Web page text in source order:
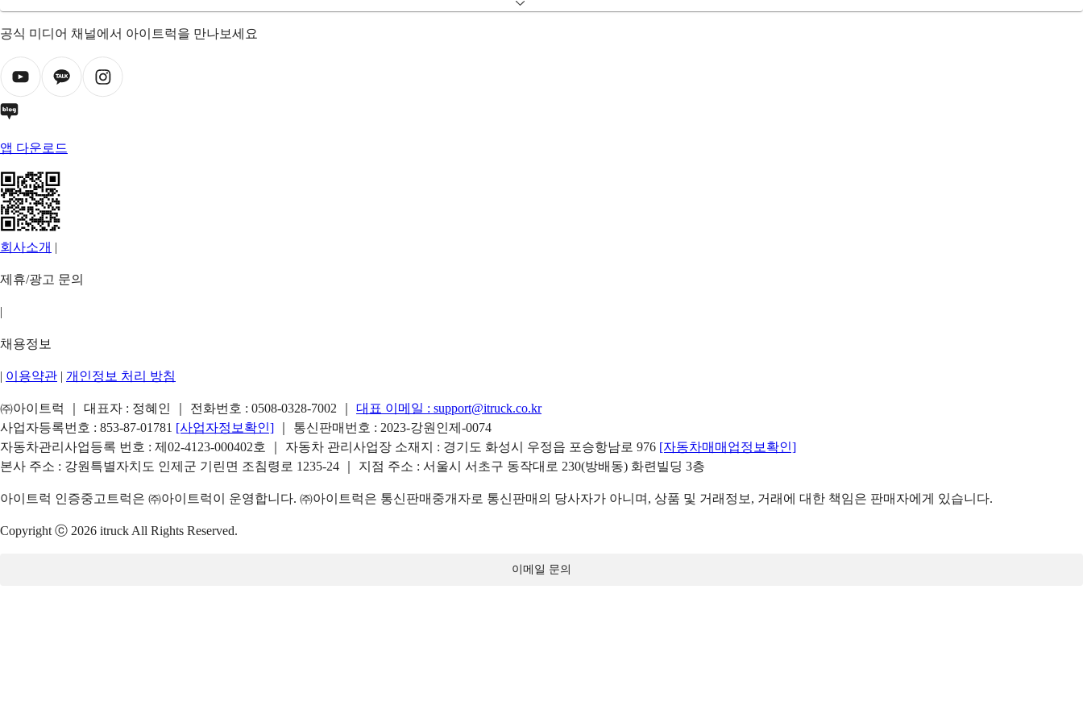
공식 미디어 채널에서 아이트럭을 만나보세요
앱 다운로드
회사소개 |
제휴/광고 문의
|
채용정보
| 이용약관 | 개인정보 처리 방침
㈜아이트럭 ｜ 대표자 : 정혜인 ｜ 전화번호 : 0508-0328-7002 대표 이메일 : support@itruck.co.kr
사업자등록번호 : 853-87-01781 [사업자정보확인]
｜ 통신판매번호 : 2023-강원인제-0074
자동차관리사업등록 번호 : 제02-4123-000402호 ｜ 자동차 관리사업장 소재지 : 경기도 화성시 우정읍 포승항남로 976 [자동차매매업정보확인]
본사 주소 : 강원특별자치도 인제군 기린면 조침령로 1235-24 ｜ 지점 주소 : 서울시 서초구 동작대로 230(방배동) 화련빌딩 3층
아이트럭 인증중고트럭은 ㈜아이트럭이 운영합니다. ㈜아이트럭은 통신판매중개자로 통신판매의 당사자가 아니며, 상품 및 거래정보, 거래에 대한 책임은 판매자에게 있습니다.
Copyright ⓒ 2026 itruck All Rights Reserved.
이메일 문의